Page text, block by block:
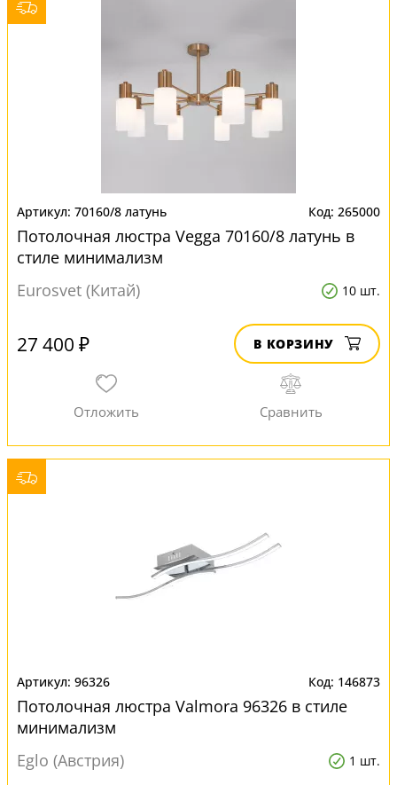
70160/8 латунь 265000
Потолочная люстра Vegga 70160/8 латунь в
стиле минимализм
Eurosvet (Китай)
10 шт.
27 400 ₽ В КОРЗИНУ
96326 146873
Потолочная люстра Valmora 96326 в стиле
минимализм
Eglo (Австрия)
1 шт.